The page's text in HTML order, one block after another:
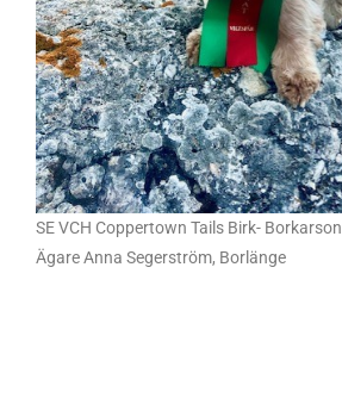
SE VCH Coppertown Tails Birk- Borkarson
Ägare Anna Segerström, Borlänge